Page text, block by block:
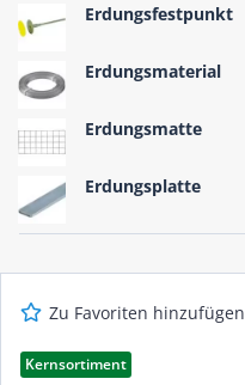
Erdungsfestpunkt
Erdungsmaterial
Erdungsmatte
Erdungsplatte
Zu Favoriten hinzufügen
Kernsortiment